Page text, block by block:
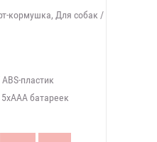
кормушка, Для собак /
пластик
батареек